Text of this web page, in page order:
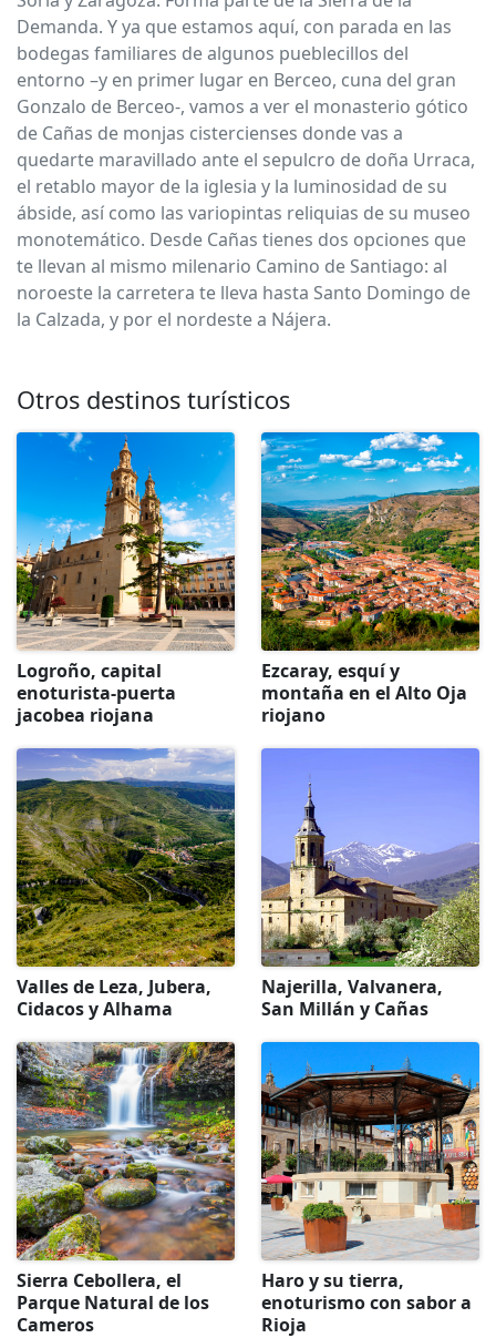
Demanda. Y ya que estamos aquí, con parada en las
bodegas familiares de algunos pueblecillos del
entorno –y en primer lugar en Berceo, cuna del gran
Gonzalo de Berceo-, vamos a ver el monasterio gótico
de Cañas de monjas cistercienses donde vas a
quedarte maravillado ante el sepulcro de doña Urraca,
el retablo mayor de la iglesia y la luminosidad de su
ábside, así como las variopintas reliquias de su museo
monotemático. Desde Cañas tienes dos opciones que
te llevan al mismo milenario Camino de Santiago: al
noroeste la carretera te lleva hasta Santo Domingo de
la Calzada, y por el nordeste a Nájera.
Otros destinos turísticos
Logroño, capital
enoturista-puerta
jacobea riojana
Ezcaray, esquí y
montaña en el Alto Oja
riojano
Valles de Leza, Jubera,
Cidacos y Alhama
Najerilla, Valvanera,
San Millán y Cañas
Sierra Cebollera, el
Parque Natural de los
Cameros
Haro y su tierra,
enoturismo con sabor a
Rioja